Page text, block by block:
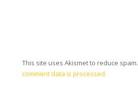
This site uses Akismet to reduce spam.
comment data is processed.